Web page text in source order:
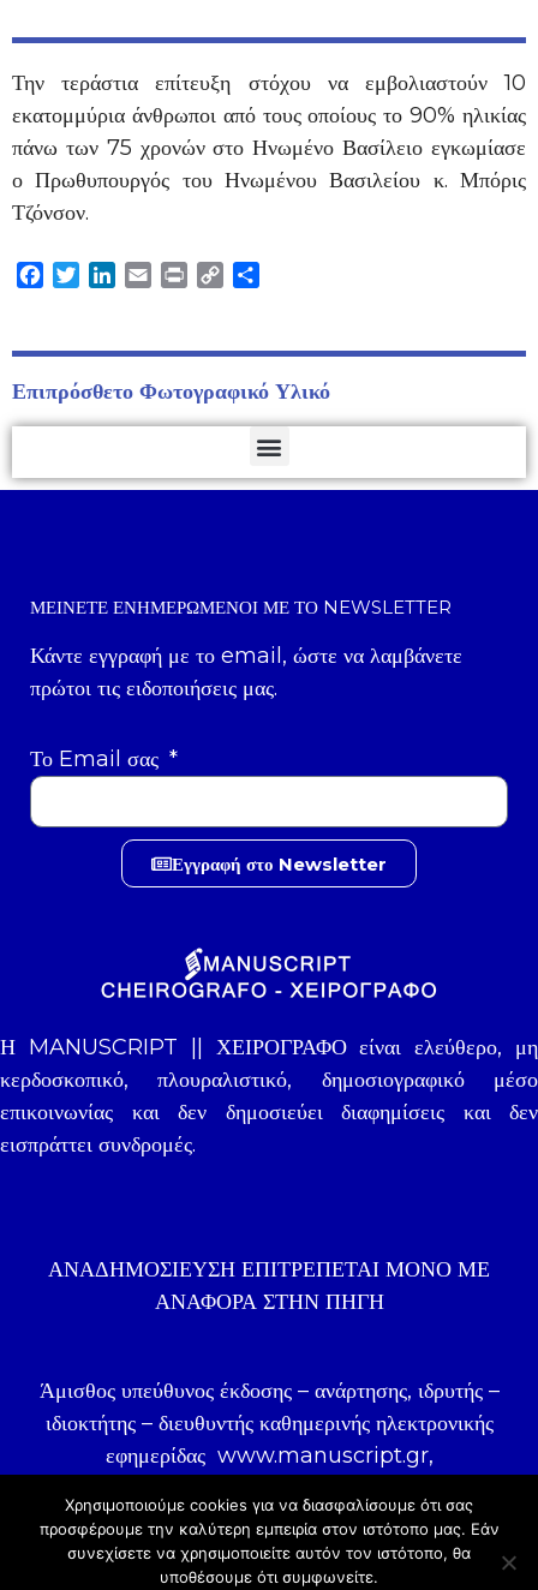
Την τεράστια επίτευξη στόχου να εμβολιαστούν 10
εκατομμύρια άνθρωποι από τους οποίους το 90% ηλικίας
πάνω των 75 χρονών στο Ηνωμένο Βασίλειο εγκωμίασε
ο Πρωθυπουργός του Ηνωμένου Βασιλείου κ. Μπόρις
Τζόνσον.
Facebook
TwitterLinkedIn
EmailPrint Copy
Επιπρόσθετο Φωτογραφικό Υλικό
ΜΕΊΝΕΤΕ ΕΝΗΜΕΡΩΜΈΝΟΙ ΜΕ ΤΟ NEWSLETTER
Κάντε εγγραφή με το email, ώστε να λαμβάνετε
πρώτοι τις ειδοποιήσεις μας.
Το Email σας
Εγγραφή στο Newsletter
Η MANUSCRIPT || ΧΕΙΡΟΓΡΑΦΟ είναι ελεύθερο, μη
κερδοσκοπικό, πλουραλιστικό, δημοσιογραφικό μέσο
επικοινωνίας και δεν δημοσιεύει διαφημίσεις και δεν
εισπράττει συνδρομές.
ΑΝΑΔΗΜΟΣΊΕΥΣΗ ΕΠΙΤΡΈΠΕΤΑΙ ΜΌΝΟ ΜΕ
ΑΝΑΦΟΡΑ ΣΤΗΝ ΠΗΓΉ
Άμισθος υπεύθυνος έκδοσης – ανάρτησης, ιδρυτής –
ιδιοκτήτης – διευθυντής καθημερινής ηλεκτρονικής
εφημερίδας www.manuscript.gr,
© 2020 |COSMOTE NewSite4U
Χρησιμοποιούμε cookies για να διασφαλίσουμε ότι σας
προσφέρουμε την καλύτερη εμπειρία στον ιστότοπo μας. Εάν
συνεχίσετε να χρησιμοποιείτε αυτόν τον ιστότοπο, θα
υποθέσουμε ότι συμφωνείτε.